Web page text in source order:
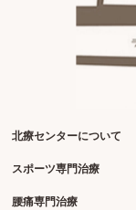
北療センターについて
スポーツ専門治療
腰痛専門治療